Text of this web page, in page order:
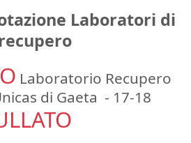
Laboratori di
Laboratorio Recupero
di Gaeta - 17-18